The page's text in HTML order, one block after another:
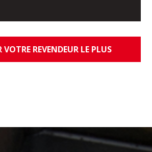
VOTRE REVENDEUR LE PLUS